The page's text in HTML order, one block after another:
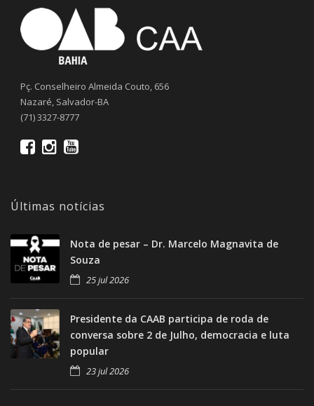
Pç. Conselheiro Almeida Couto, 656
Nazaré, Salvador-BA
(71) 3327-8777
Últimas notícias
Nota de pesar – Dr. Marcelo Magnavita de
Souza
25 jul 2026
Presidente da CAAB participa de roda de
conversa sobre 2 de Julho, democracia e luta
popular
23 jul 2026